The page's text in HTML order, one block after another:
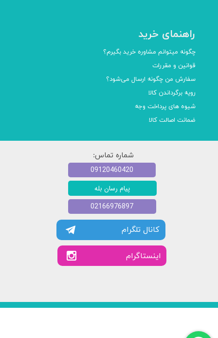
راهنمای خرید
چگونه میتوانم مشاوره خرید بگیرم؟
قوانین و مقررات
سفارش من چگونه ارسال می‌شود؟
رویه برگرداندن کالا
شیوه های پرداخت وجه
ضمانت اصالت کالا
شماره تماس:
کانال تلگرام
​​اینستاگرام
پیام رسان بله
09120460420
02166976897